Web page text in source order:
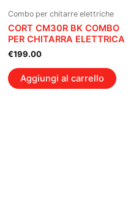
Combo per chitarre elettriche
CORT CM30R BK COMBO
PER CHITARRA ELETTRICA
€199.00
Aggiungi al carrello